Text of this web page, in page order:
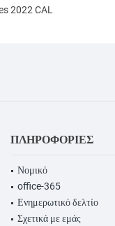
2022 CAL
ΠΛΗΡΟΦΟΡΊΕΣ
Νομικό
office-365
Ενημερωτικό δελτίο
Σχετικά με εμάς